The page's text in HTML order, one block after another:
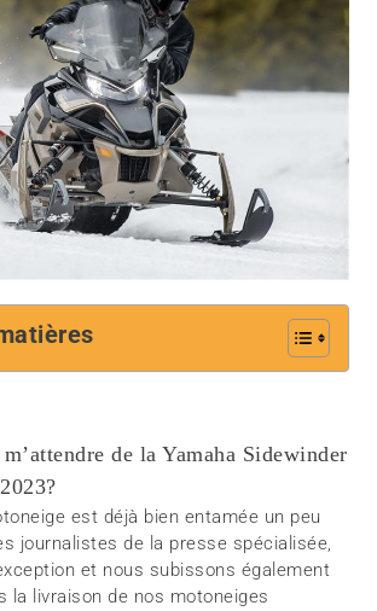
de la Yamaha Sidewinder
est déjà bien entamée un peu
journalistes de la presse spécialisée,
et nous subissons également
la livraison de nos motoneiges